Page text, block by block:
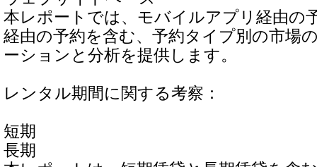
本レポートでは、モバイルアプリ経由の
経由の予約を含む、予約タイプ別の市場
ーションと分析を提供します。
レンタル期間に関する考察：
短期
長期